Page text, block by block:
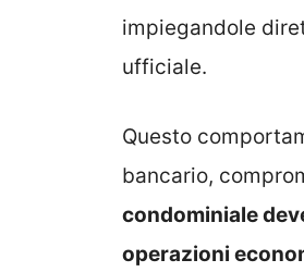
impiegandole
ufficiale.
Questo
bancario,
condominiale
operazioni